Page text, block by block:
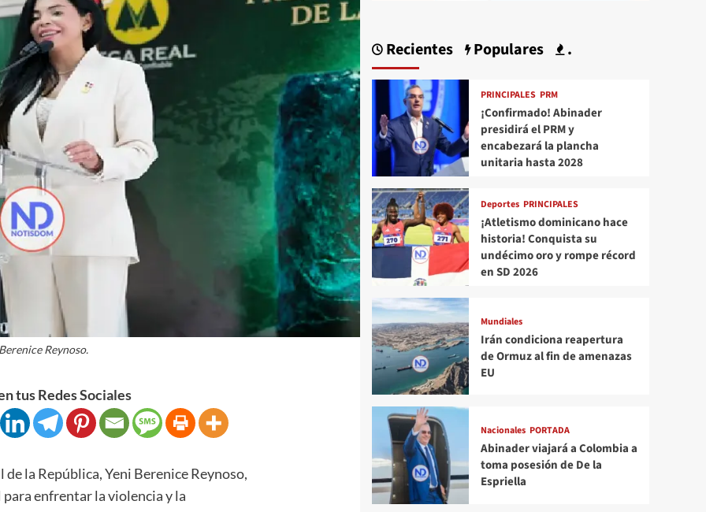
Reynoso.
tus Redes Sociales
la República, Yeni Berenice Reynoso,
enfrentar la violencia y la
Recientes Populares .
PRINCIPALES PRM
¡Confirmado! Abinader
presidirá el PRM y
encabezará la plancha
unitaria hasta 2028
Deportes PRINCIPALES
¡Atletismo dominicano hace
historia! Conquista su
undécimo oro y rompe récord
en SD 2026
Mundiales
Irán condiciona reapertura
de Ormuz al fin de amenazas
EU
Nacionales PORTADA
Abinader viajará a Colombia a
toma posesión de De la
Espriella